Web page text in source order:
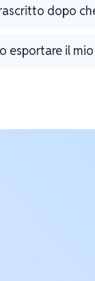
dopo
esportare il